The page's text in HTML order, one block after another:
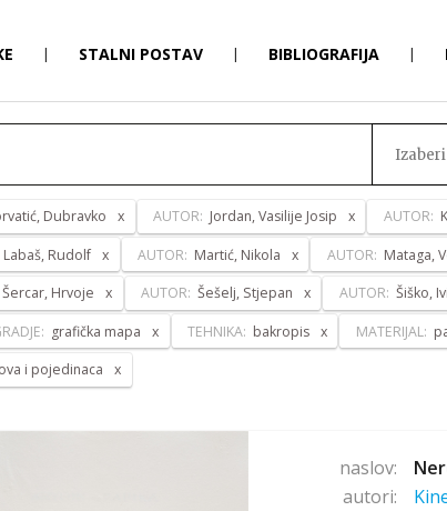
| STALNI POSTAV | BIBLIOGRAFIJA |
Izaberi
Dubravko AUTOR: Jordan, Vasilije Josip AUTOR:
Labaš, Rudolf AUTOR: Martić, Nikola AUTOR: Mataga,
Šercar, Hrvoje AUTOR: Šešelj, Stjepan AUTOR: Šiško,
grafička mapa TEHNIKA: bakropis MATERIJAL:
i pojedinaca
naslov:
autori: